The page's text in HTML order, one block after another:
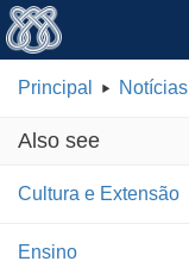
Principal Notícias
Also see
Cultura e Extensão
Ensino